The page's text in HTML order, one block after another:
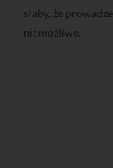
słaby, że
niemożliwe.